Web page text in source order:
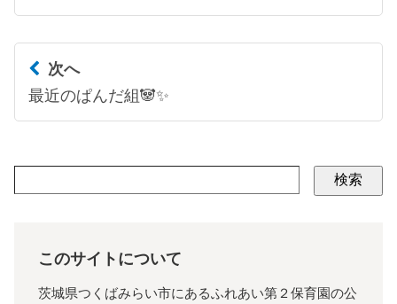
次へ
最近のぱんだ組🐼✨
検索
このサイトについて
茨城県つくばみらい市にあるふれあい第２保育園の公